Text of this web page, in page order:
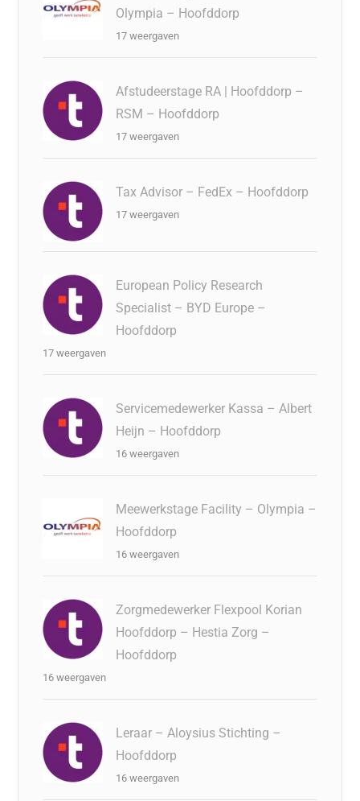
Olympia – Hoofddorp
17 weergaven
Afstudeerstage RA | Hoofddorp –
RSM – Hoofddorp
17 weergaven
Tax Advisor – FedEx – Hoofddorp
17 weergaven
European Policy Research
Specialist – BYD Europe –
Hoofddorp
17 weergaven
Servicemedewerker Kassa – Albert
Heijn – Hoofddorp
16 weergaven
Meewerkstage Facility – Olympia –
Hoofddorp
16 weergaven
Zorgmedewerker Flexpool Korian
Hoofddorp – Hestia Zorg –
Hoofddorp
16 weergaven
Leraar – Aloysius Stichting –
Hoofddorp
16 weergaven